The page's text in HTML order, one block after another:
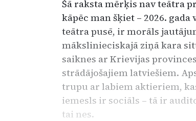
Šā raksta mērķis nav teātra
kāpēc man šķiet – 2026.
teātra pusē, ir morāls
mākslinieciskajā ziņā kara
saiknes ar Krievijas
strādājošajiem latviešiem.
trupu ar labiem aktieriem,
iemesls ir sociāls – tā ir
tai nes.